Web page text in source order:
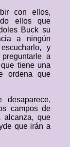
con ellos,
ellos que
Buck su
a ningún
y
a
tiene una
ordena que
campos de
alcanza, que
que irán a